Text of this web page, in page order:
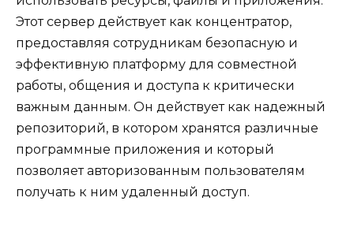
Этот сервер действует как концентратор,
предоставляя сотрудникам безопасную и
эффективную платформу для совместной
работы, общения и доступа к критически
важным данным. Он действует как надежный
репозиторий, в котором хранятся различные
программные приложения и который
позволяет авторизованным пользователям
получать к ним удаленный доступ.